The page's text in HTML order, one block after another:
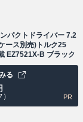
パクトドライバー 7.2
ース別売)トルク25
EZ7521X-B ブラック
る
PR